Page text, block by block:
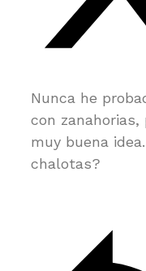
Nunca he
con zanahorias,
muy buena
chalotas?